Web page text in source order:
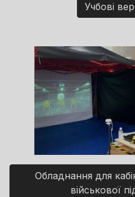
Учбові
Обладнання для
військової